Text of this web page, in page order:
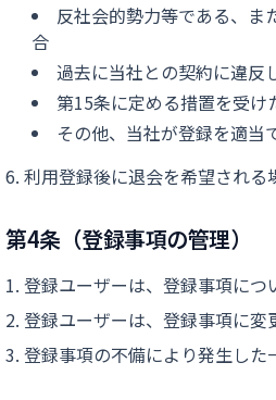
反社会的勢力等である、ま
合
過去に当社との契約に違反
第15条に定める措置を受け
その他、当社が登録を適当
利用登録後に退会を希望される
第4条（登録事項の管理）
登録ユーザーは、登録事項につ
登録ユーザーは、登録事項に変
登録事項の不備により発生した